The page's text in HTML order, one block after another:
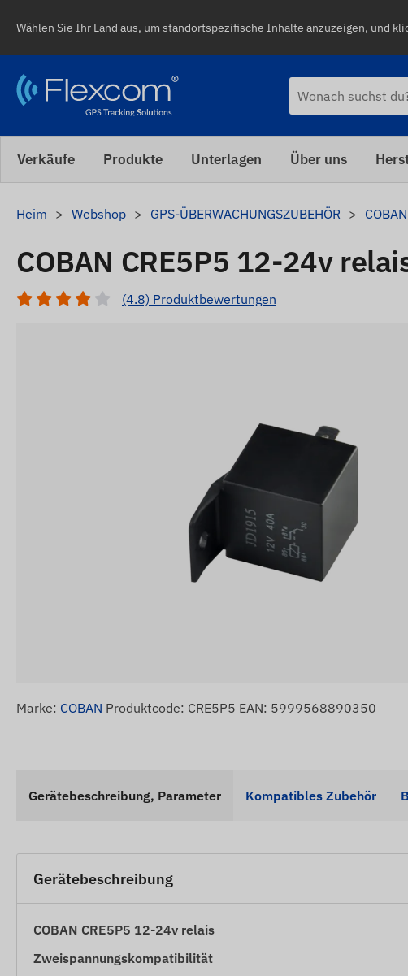
Wählen Sie Ihr Land aus, um standortspezifische Inhalte anzuzeigen, und
Verkäufe Produkte Unterlagen Über uns
Heim Webshop GPS-ÜBERWACHUNGSZUBEHÖR
COBAN CRE5P5 12-24v
(4.8) Produktbewertungen
Marke: COBAN Produktcode: CRE5P5 EAN: 5999568890350
Gerätebeschreibung, Parameter Kompatibles Zubehör
Gerätebeschreibung
COBAN CRE5P5 12-24v relais
Zweispannungskompatibilität